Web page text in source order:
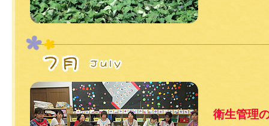
衛生管理